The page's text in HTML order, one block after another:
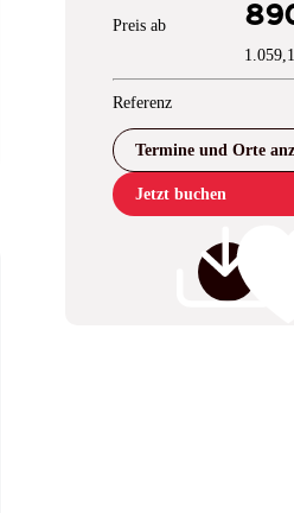
Preis ab
Referenz
Termine und Orte
Jetzt buchen